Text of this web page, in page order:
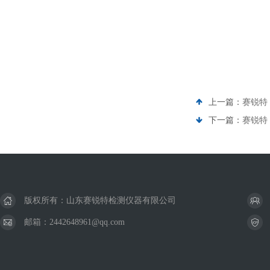
上一篇： 赛锐特
下一篇： 赛锐特
版权所有：山东赛锐特检测仪器有限公司
邮箱：2442648961@qq.com